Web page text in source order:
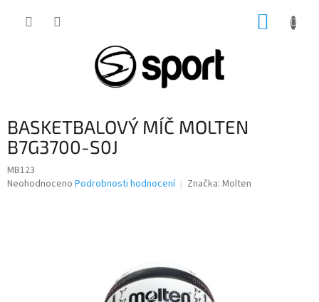
BASKETBALOVÝ MÍČ MOLTEN
B7G3700-S0J
MB123
Průměrné
Neohodnoceno Podrobnosti hodnocení Značka: Molten